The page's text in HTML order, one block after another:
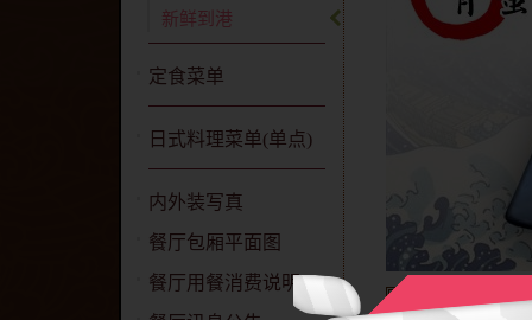
新鲜到港
定食菜单
日式料理菜单(单点)
内外装写真
餐厅包厢平面图
餐厅用餐消费说明